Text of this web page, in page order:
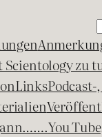
zu
LinksPodcast-
You